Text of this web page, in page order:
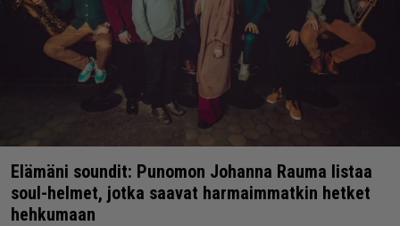
Elämäni soundit: Punomon Johanna Rauma listaa
soul-helmet, jotka saavat harmaimmatkin hetket
hehkumaan